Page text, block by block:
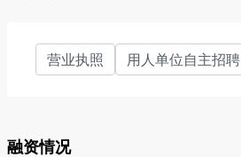
营业执照 用人单位自主招聘
融资情况